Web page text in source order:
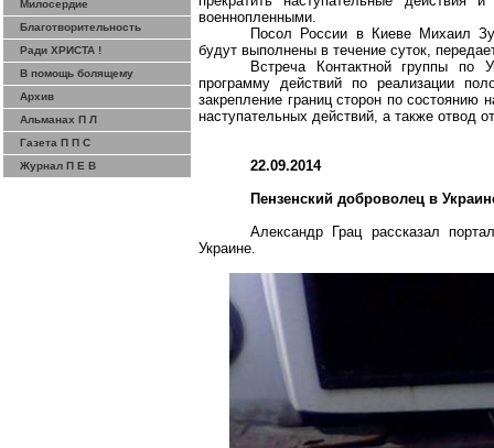
Милосердие
Благотворительность
Ради ХРИСТА !
В помощь болящему
Архив
Альманах П Л
Газета П П С
Журнал П Е В
военнопленными.
Посол России в Киеве Михаил
будут выполнены в течение суток,
Встреча Контактной группы по
программу действий по реализации
закрепление границ сторон по состоянию
наступательных действий, а также отвод
22.09.2014
Пензенский доброволец в
Александр Грац рассказал
Украине.